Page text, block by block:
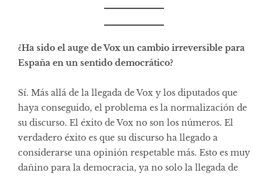
¿Ha sido el auge de Vox un cambio irreversible para
España en un sentido democrático?
Sí. Más allá de la llegada de Vox y los diputados que
haya conseguido, el problema es la normalización de
su discurso. El éxito de Vox no son los números. El
verdadero éxito es que su discurso ha llegado a
considerarse una opinión respetable más. Esto es muy
dañino para la democracia, ya no solo la llegada de